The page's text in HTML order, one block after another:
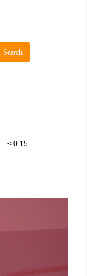
< 0.15